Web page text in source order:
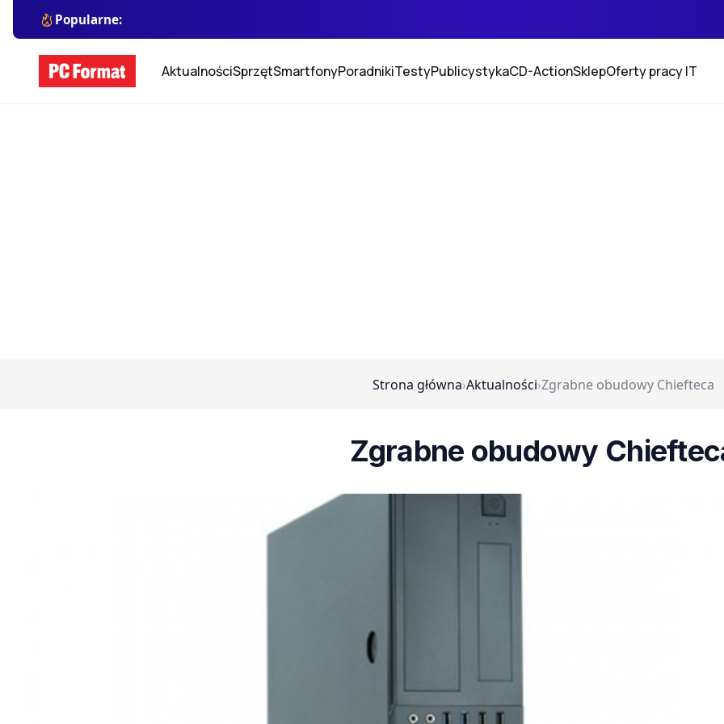
Popularne:
AktualnościSprzętSmartfonyPoradnikiTestyPublicystykaCD-ActionSklepOferty pracy IT
Strona główna›Aktualności›Zgrabne obudowy Chiefteca
Zgrabne obudowy